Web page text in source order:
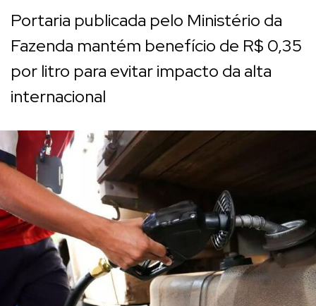
Portaria publicada pelo Ministério da
Fazenda mantém benefício de R$ 0,35
por litro para evitar impacto da alta
internacional